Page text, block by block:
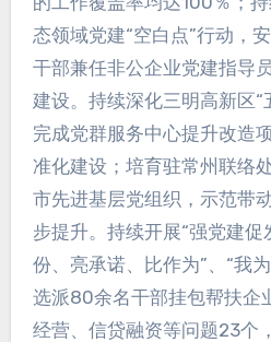
态领域党建“空白点”行动，
干部兼任非公企业党建指导
建设。持续深化三明高新区“
完成党群服务中心提升改造
准化建设；培育驻常州联络
市先进基层党组织，示范带
步提升。持续开展“强党建促
份、亮承诺、比作为”、“我
选派80余名干部挂包帮扶企
经营、信贷融资等问题23个